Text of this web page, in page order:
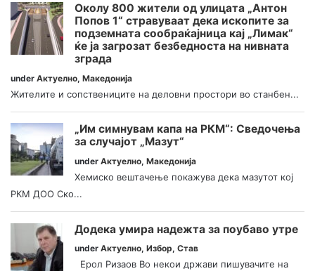
Околу 800 жители од улицата „Антон
Попов 1“ стравуваат дека ископите за
подземната сообраќајница кај „Лимак“
ќе ја загрозат безбедноста на нивната
зграда
under Актуелно, Македонија
Жителите и сопствениците на деловни простори во станбен...
„Им симнувам капа на РКМ“: Сведочења
за случајот „Мазут“
under Актуелно, Македонија
Хемиско вештачење покажува дека мазутот кој
РКМ ДОО Ско...
Додека умира надежта за поубаво утре
under Актуелно, Избор, Став
Ерол Ризаов Во некои држави пишувачите на